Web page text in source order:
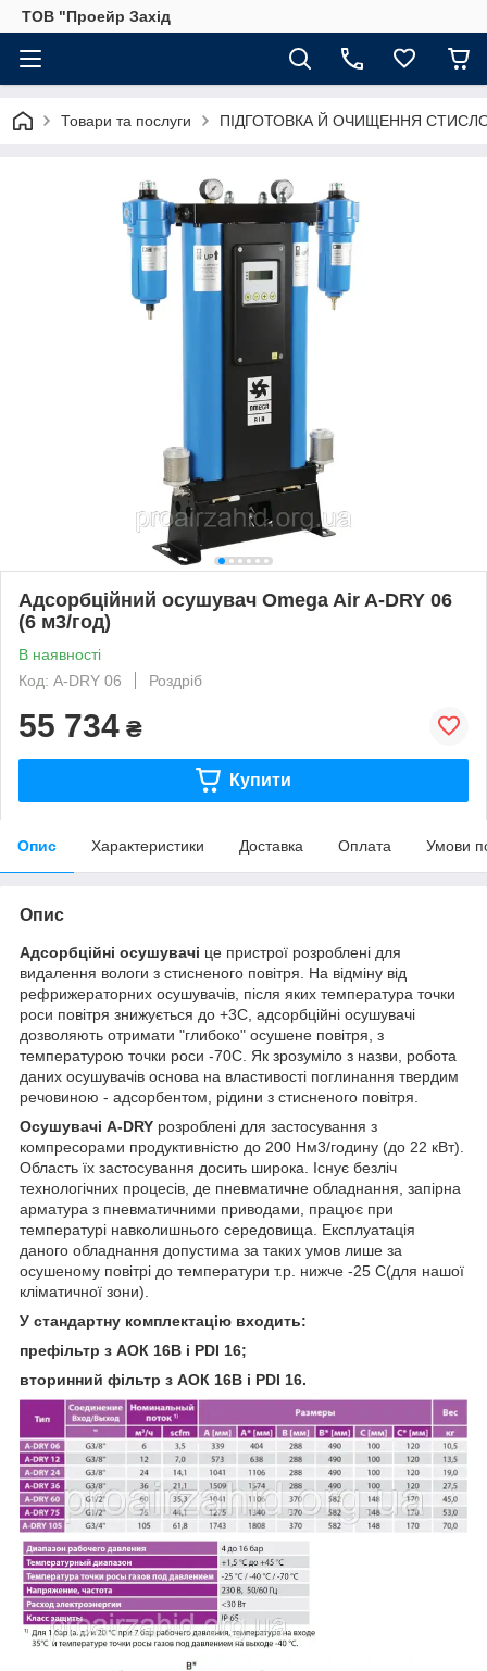
ТОВ "Проейр Захід
Товари та послуги ПІДГОТОВКА Й ОЧИЩЕННЯ
Адсорбційний осушувач Omega Air A-DRY 06
(6 м3/год)
В наявності
Код: A-DRY 06
Роздріб
55 734 ₴
Купити
Опис Характеристики Доставка Оплата Умови
Опис
Адсорбційні осушувачі це пристрої розроблені для
видалення вологи з стисненого повітря. На відміну від
рефрижераторних осушувачів, після яких температура точки
роси повітря знижується до +3С, адсорбційні осушувачі
дозволяють отримати "глибоко" осушене повітря, з
температурою точки роси -70С. Як зрозуміло з назви, робота
даних осушувачів основа на властивості поглинання твердим
речовиною - адсорбентом, рідини з стисненого повітря.
Осушувачі A-DRY розроблені для застосування з
компресорами продуктивністю до 200 Нм3/годину (до 22 кВт).
Область їх застосування досить широка. Існує безліч
технологічних процесів, де пневматичне обладнання, запірна
арматура з пневматичними приводами, працює при
температурі навколишнього середовища. Експлуатація
даного обладнання допустима за таких умов лише за
осушеному повітрі до температури т.р. нижче -25 С(для нашої
кліматичної зони).
У стандартну комплектацію входить:
префільтр з АОК 16В і PDI 16;
вторинний фільтр з АОК 16В і PDI 16.